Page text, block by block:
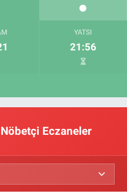
YATSI
21:56
Eczaneler